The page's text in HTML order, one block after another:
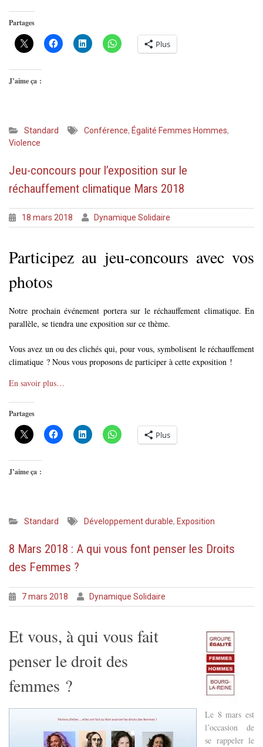
Partages
Plus
J’aime ça :
Standard Conférence, Égalité Femmes Hommes,
Violence
Jeu-concours pour l’exposition sur le
réchauffement climatique Mars 2018
18 mars 2018 Dynamique Solidaire
Participez au jeu-concours avec vos
photos
Notre prochain événement portera sur le réchauffement climatique. En
parallèle, se tiendra une exposition sur ce thème.
Vous avez un ou des clichés qui, pour vous, symbolisent le réchauffement
climatique ? Nous vous proposons de participer à cette exposition !
En savoir plus…
Partages
Plus
J’aime ça :
Standard Développement durable, Exposition
8 Mars 2018 : A qui vous font penser les Droits
des Femmes ?
7 mars 2018 Dynamique Solidaire
Et vous, à qui vous fait
penser le droit des
femmes ?
Le 8 mars est
l’occasion de
se rappeler le